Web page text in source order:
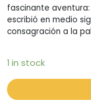
fascinante
escribió en medio
consagración a la
1 in stock